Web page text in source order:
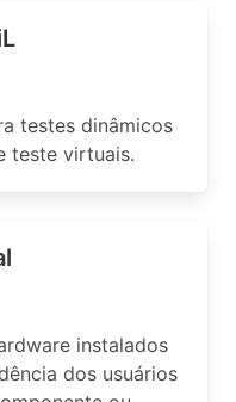
testes dinâmicos
teste virtuais.
instalados
dos usuários